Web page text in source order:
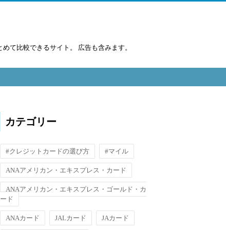
て比較できるサイト。 広告も含みます。
カテゴリー
#クレジットカードの選び方 #マイル
ANAアメリカン・エキスプレス・カード
ANAアメリカン・エキスプレス・ゴールド・カ
ード
ANAカード JALカード JAカード